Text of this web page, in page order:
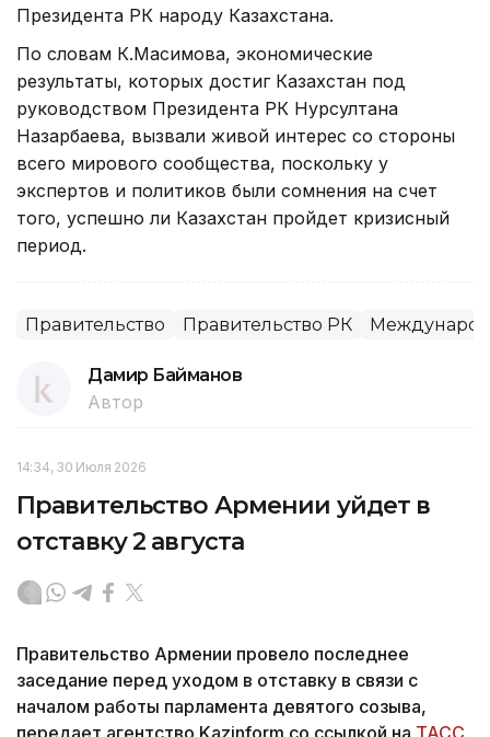
Президента РК народу Казахстана.
По словам К.Масимова, экономические
результаты, которых достиг Казахстан под
руководством Президента РК Нурсултана
Назарбаева, вызвали живой интерес со стороны
всего мирового сообщества, поскольку у
экспертов и политиков были сомнения на счет
того, успешно ли Казахстан пройдет кризисный
период.
Правительство Правительство РК
Дамир Байманов
Автор
14:34, 30 Июля 2026
Правительство Армении уйдет в
отставку 2 августа
Правительство Армении провело последнее
заседание перед уходом в отставку в связи с
началом работы парламента девятого созыва,
передает агентство Kazinform со ссылкой на ТАСС.